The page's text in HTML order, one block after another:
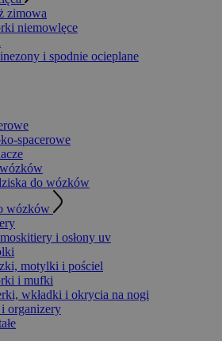
zimowa
niemowlęce
i spodnie ocieplane
spacerowe
do wózków
wózków
i osłony uv
motylki i pościel
i mufki
wkładki i okrycia na nogi
organizery